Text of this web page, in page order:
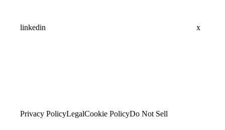
linkedin x
Privacy PolicyLegalCookie PolicyDo Not Sell